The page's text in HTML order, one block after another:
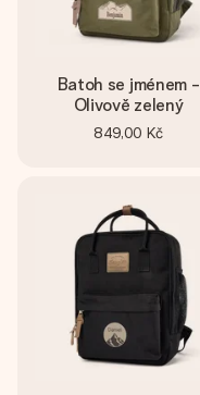
Batoh se jménem -
Olivově zelený
849,00 Kč